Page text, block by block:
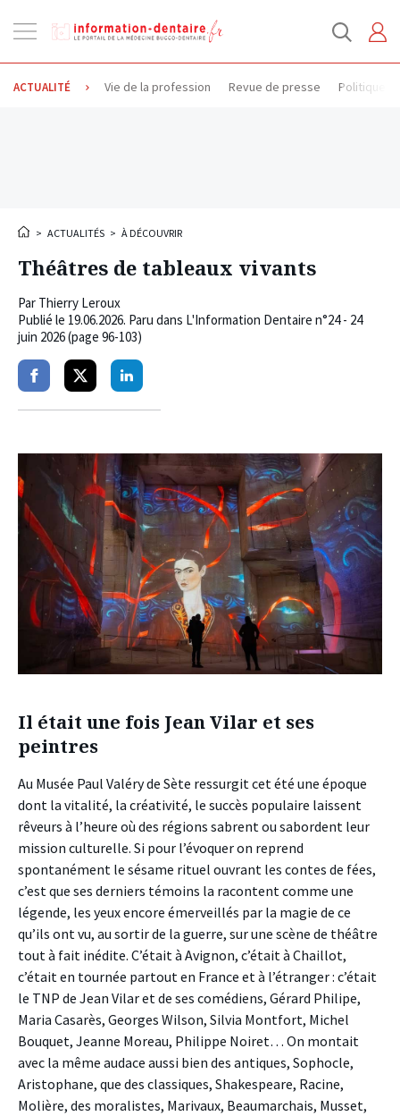
la
navigation
ACTUALITÉ Vie de la profession Revue de presse Politique
> ACTUALITÉS > À DÉCOUVRIR
Théâtres de tableaux vivants
Par Thierry Leroux
Publié le 19.06.2026. Paru dans L'Information Dentaire n°24 - 24
juin 2026 (page 96-103)
PartagerPartagerPartager
Il était une fois Jean Vilar et ses
peintres
Au Musée Paul Valéry de Sète ressurgit cet été une époque
dont la vitalité, la créativité, le succès populaire laissent
rêveurs à l’heure où des régions sabrent ou sabordent leur
mission culturelle. Si pour l’évoquer on reprend
spontanément le sésame rituel ouvrant les contes de fées,
c’est que ses derniers témoins la racontent comme une
légende, les yeux encore émerveillés par la magie de ce
qu’ils ont vu, au sortir de la guerre, sur une scène de théâtre
tout à fait inédite. C’était à Avignon, c’était à Chaillot,
c’était en tournée partout en France et à l’étranger : c’était
le TNP de Jean Vilar et de ses comédiens, Gérard Philipe,
Maria Casarès, Georges Wilson, Silvia Montfort, Michel
Bouquet, Jeanne Moreau, Philippe Noiret… On montait
avec la même audace aussi bien des antiques, Sophocle,
Aristophane, que des classiques, Shakespeare, Racine,
Molière, des moralistes, Marivaux, Beaumarchais, Musset,